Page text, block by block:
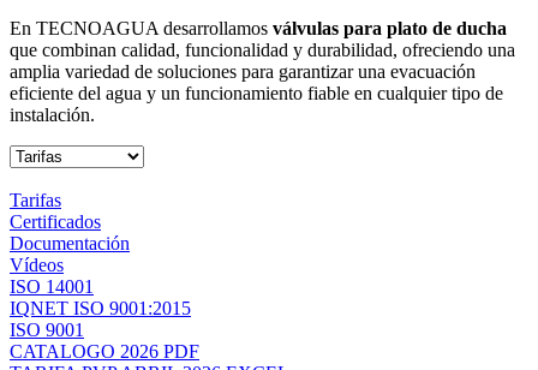
En TECNOAGUA desarrollamos válvulas para plato de ducha
que combinan calidad, funcionalidad y durabilidad, ofreciendo una
amplia variedad de soluciones para garantizar una evacuación
eficiente del agua y un funcionamiento fiable en cualquier tipo de
instalación.
Tarifas
Certificados
Documentación
Vídeos
ISO 14001
IQNET ISO 9001:2015
ISO 9001
CATALOGO 2026 PDF